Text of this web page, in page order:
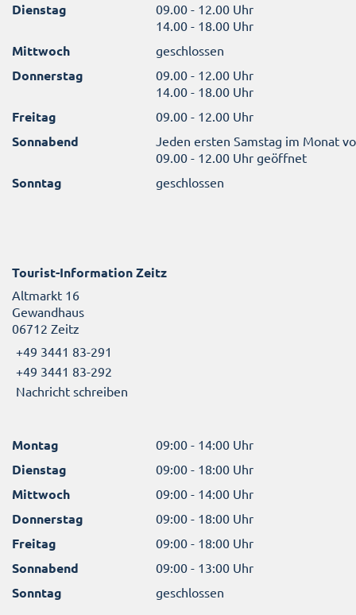
Dienstag
09.00 - 12.00 Uhr
14.00 - 18.00 Uhr
Mittwoch geschlossen
Donnerstag
09.00 - 12.00 Uhr
14.00 - 18.00 Uhr
Freitag 09.00 - 12.00 Uhr
Sonnabend
Jeden ersten Samstag im Monat
09.00 - 12.00 Uhr geöffnet
Sonntag geschlossen
Tourist-Information Zeitz
Altmarkt 16
Gewandhaus
06712 Zeitz
+49 3441 83-291
+49 3441 83-292
Nachricht schreiben
Montag 09:00 - 14:00 Uhr
Dienstag 09:00 - 18:00 Uhr
Mittwoch 09:00 - 14:00 Uhr
Donnerstag 09:00 - 18:00 Uhr
Freitag 09:00 - 18:00 Uhr
Sonnabend 09:00 - 13:00 Uhr
Sonntag geschlossen